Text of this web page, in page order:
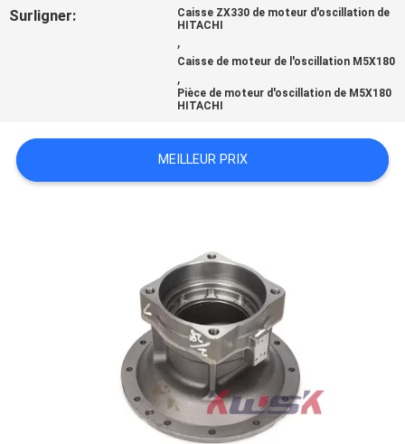
NOUS
DEMANDEZ
UNE
CITATION
Surligner:
Caisse ZX330 de moteur d'oscillation de
HITACHI
,
Caisse de moteur de l'oscillation M5X180
,
Pièce de moteur d'oscillation de M5X180
HITACHI
MEILLEUR PRIX